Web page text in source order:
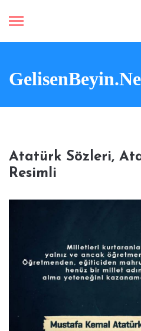
Atatürk Sözleri,
Resimli